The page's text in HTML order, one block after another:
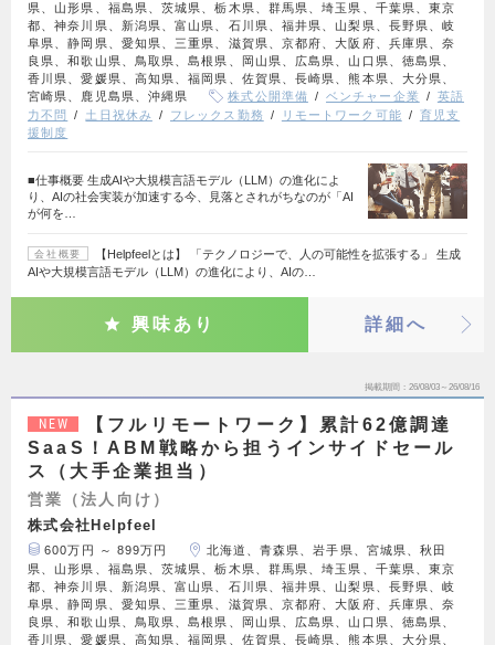
県、山形県、福島県、茨城県、栃木県、群馬県、埼玉県、千葉県、東京
都、神奈川県、新潟県、富山県、石川県、福井県、山梨県、長野県、岐
阜県、静岡県、愛知県、三重県、滋賀県、京都府、大阪府、兵庫県、奈
良県、和歌山県、鳥取県、島根県、岡山県、広島県、山口県、徳島県、
香川県、愛媛県、高知県、福岡県、佐賀県、長崎県、熊本県、大分県、
宮崎県、鹿児島県、沖縄県
株式公開準備 ベンチャー企業
英語
力不問
土日祝休み フレックス勤務 リモートワーク可能
育児支
援制度
■仕事概要 生成AIや大規模言語モデル（LLM）の進化によ
り、AIの社会実装が加速する今、見落とされがちなのが「AI
が何を…
会社概要
【Helpfeelとは】 「テクノロジーで、人の可能性を拡張する」 生成
AIや大規模言語モデル（LLM）の進化により、AIの…
興味あり 詳細へ
掲載期間 26/08/03～26/08/16
NEW
【フルリモートワーク】累計62億調達
SaaS！ABM戦略から担うインサイドセール
ス（大手企業担当）
営業（法人向け）
株式会社Helpfeel
600万円 ～ 899万円
北海道、青森県、岩手県、宮城県、秋田
県、山形県、福島県、茨城県、栃木県、群馬県、埼玉県、千葉県、東京
都、神奈川県、新潟県、富山県、石川県、福井県、山梨県、長野県、岐
阜県、静岡県、愛知県、三重県、滋賀県、京都府、大阪府、兵庫県、奈
良県、和歌山県、鳥取県、島根県、岡山県、広島県、山口県、徳島県、
香川県、愛媛県、高知県、福岡県、佐賀県、長崎県、熊本県、大分県、